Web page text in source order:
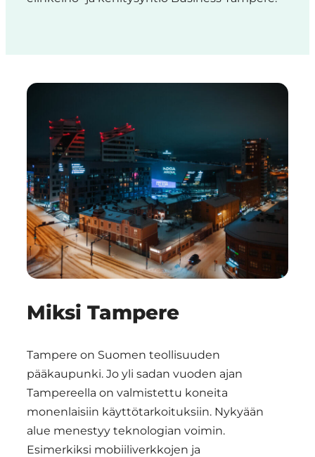
Miksi Tampere
Tampere on Suomen teollisuuden
pääkaupunki. Jo yli sadan vuoden ajan
Tampereella on valmistettu koneita
monenlaisiin käyttötarkoituksiin. Nykyään
alue menestyy teknologian voimin.
Esimerkiksi mobiiliverkkojen ja